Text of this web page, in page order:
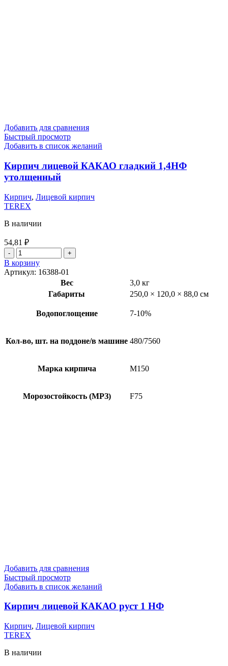
Добавить для сравнения
Быстрый просмотр
Добавить в список желаний
Кирпич лицевой КАКАО гладкий 1,4НФ
утолщенный
Кирпич, Лицевой кирпич
TEREX
В наличии
54,81 ₽
В корзину
Артикул: 16388-01
Вес
3,0 кг
Габариты
250,0 × 120,0 × 88,0 см
Водопоглощение 7-10%
Кол-во, шт. на поддоне/в машине 480/7560
Марка кирпича М150
Морозостойкость (МРЗ) F75
Добавить для сравнения
Быстрый просмотр
Добавить в список желаний
Кирпич лицевой КАКАО руст 1 НФ
Кирпич, Лицевой кирпич
TEREX
В наличии